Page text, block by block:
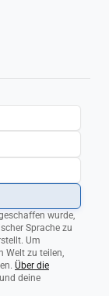
wurde,
Sprache zu
Um
Welt zu teilen,
Über die
deine